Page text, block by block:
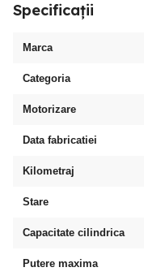
Specificații
Marca
Categoria
Motorizare
Data fabricatiei
Kilometraj
Stare
Capacitate cilindrica
Putere maxima